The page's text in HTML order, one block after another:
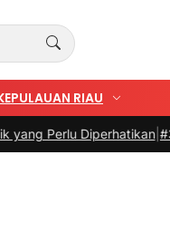
RIAU
Diperhatikan|#3 -